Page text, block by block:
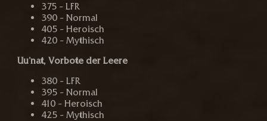
375 – LFR
390 – Normal
405 – Heroisch
420 – Mythisch
Uu’nat, Vorbote der Leere
380 – LFR
395 – Normal
410 – Heroisch
425 – Mythisch